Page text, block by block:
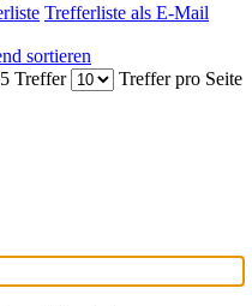
Trefferliste als E-Mail
sortieren
Treffer Treffer pro Seite